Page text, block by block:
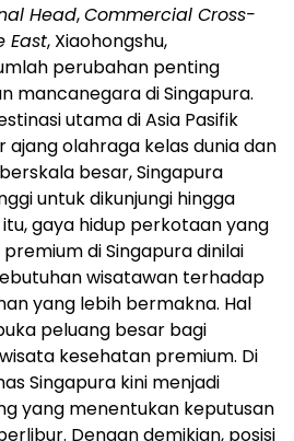
Head,Commercial Cross-
East, Xiaohongshu,
perubahan penting
mancanegara di Singapura.
utama di Asia Pasifik
olahraga kelas dunia dan
besar, Singapura
untuk dikunjungi hingga
gaya hidup perkotaan yang
di Singapura dinilai
wisatawan terhadap
yang lebih bermakna. Hal
peluang besar bagi
kesehatan premium. Di
Singapura kini menjadi
yang menentukan keputusan
Dengan demikian, posisi